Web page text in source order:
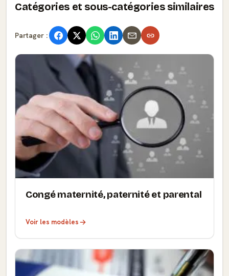
Catégories et sous-catégories similaires
Partager :
Congé maternité, paternité et parental
Voir les modèles